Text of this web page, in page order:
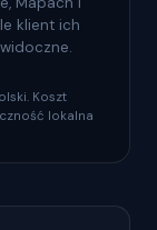
klient ich
Koszt
lokalna